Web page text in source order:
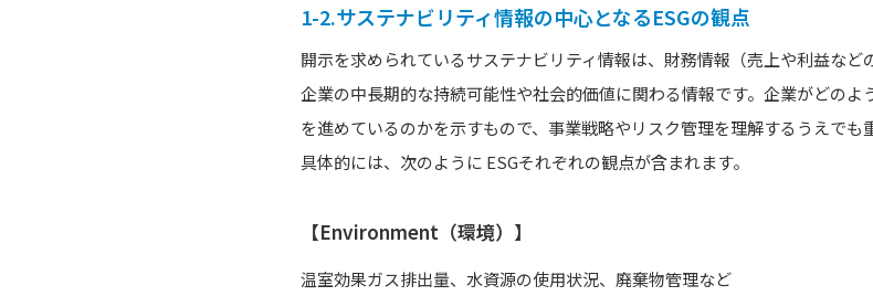
1-2.サステナビリティ情報の中心となるESGの観点
開示を求められているサステナビリティ情報は、財務情報（売上や利益など
企業の中長期的な持続可能性や社会的価値に関わる情報です。企業がどの
を進めているのかを示すもので、事業戦略やリスク管理を理解するうえでも
具体的には、次のように ESGそれぞれの観点が含まれます。
【Environment（環境）】
温室効果ガス排出量、水資源の使用状況、廃棄物管理など